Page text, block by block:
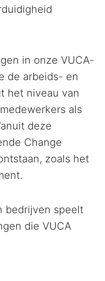
in onze VUCA-
de arbeids- en
het niveau van
als
deze
Change
zoals het
bedrijven speelt
die VUCA